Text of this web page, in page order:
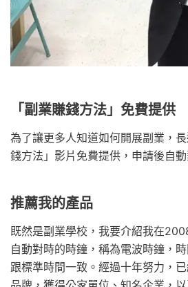
「副業賺錢方法」免費提供
為了讓更多人知道如何開展副業，
錢方法」影片免費提供，申請後自動
推薦我的產品
既然是副業學校，我要介紹我在
自動對時的時鐘，稱為電波時鐘，
跟標準時間一致。經過十年努力，